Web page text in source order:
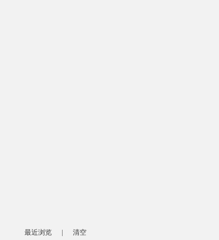
最近浏览 清空